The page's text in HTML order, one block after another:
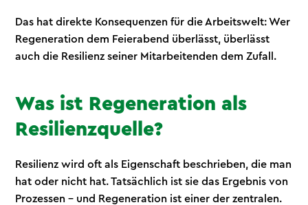
Das hat direkte Konsequenzen für die Arbeitswelt: Wer
Regeneration dem Feierabend überlässt, überlässt
auch die Resilienz seiner Mitarbeitenden dem Zufall.
Was ist Regeneration als
Resilienzquelle?
Resilienz wird oft als Eigenschaft beschrieben, die man
hat oder nicht hat. Tatsächlich ist sie das Ergebnis von
Prozessen – und Regeneration ist einer der zentralen.